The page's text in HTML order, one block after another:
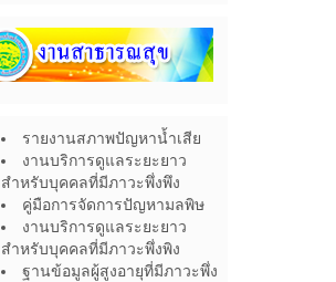
รายงานสภาพปัญหาน้ำเสีย
งานบริการดูแลระยะยาว
สำหรับบุคคลที่มีภาวะพึ่งพึง
คู่มือการจัดการปัญหามลพิษ
งานบริการดูแลระยะยาว
สำหรับบุคคลที่มีภาวะพึ่งพิง
ฐานข้อมูลผู้สูงอายุที่มีภาวะพึ่ง